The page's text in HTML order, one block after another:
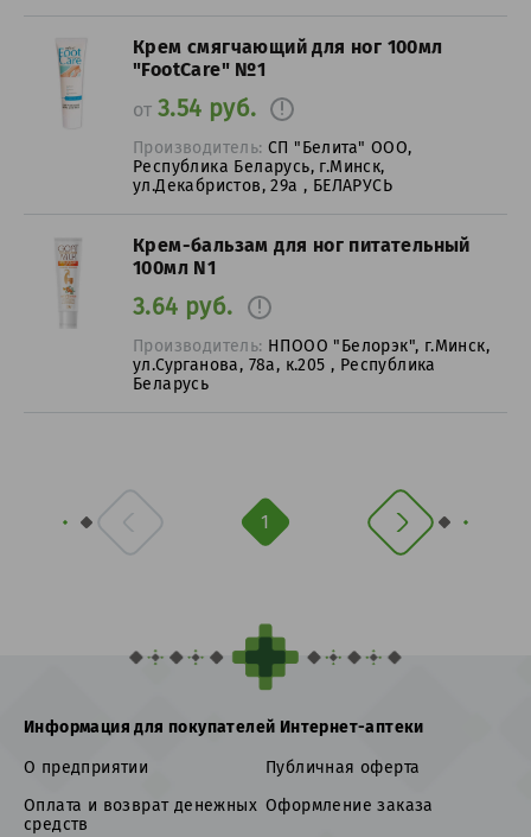
Крем смягчающий для ног 100мл
"FootCare" №1
от 3.54 руб.
Производитель:СП "Белита" ООО,
Республика Беларусь, г.Минск,
ул.Декабристов, 29а , БЕЛАРУСЬ
Крем-бальзам для ног питательный
100мл N1
3.64 руб.
Производитель: НПООО "Белорэк", г.Минск,
ул.Сурганова, 78а, к.205 , Республика
Беларусь
1
Информация для покупателей Интернет-аптеки
О предприятии
Публичная оферта
Оплата и возврат денежных
средств
Оформление заказа